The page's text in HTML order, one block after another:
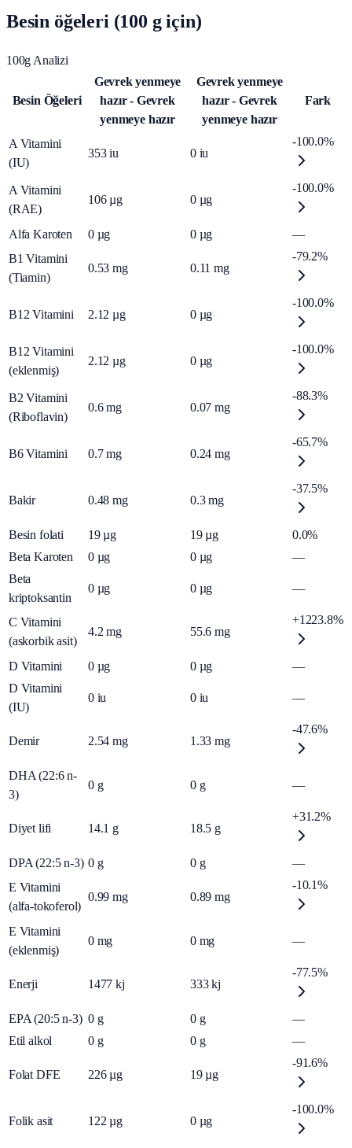
Besin öğeleri (100 g için)
100g Analizi
Besin Öğeleri
Gevrek yenmeye
hazır - Gevrek
yenmeye hazır
Gevrek yenmeye
hazır - Gevrek
yenmeye hazır
Fark
A Vitamini
(IU)
353 iu 0 iu
-100.0%
A Vitamini
(RAE)
106 µg 0 µg
-100.0%
Alfa Karoten 0 µg 0 µg
—
B1 Vitamini
(Tiamin)
0.53 mg 0.11 mg
-79.2%
B12 Vitamini 2.12 µg 0 µg
-100.0%
B12 Vitamini
(eklenmiş)
2.12 µg 0 µg
-100.0%
B2 Vitamini
(Riboflavin)
0.6 mg 0.07 mg
-88.3%
B6 Vitamini 0.7 mg 0.24 mg
-65.7%
Bakir 0.48 mg 0.3 mg
-37.5%
Besin folati 19 µg 19 µg
0.0%
Beta Karoten
0 µg 0 µg
—
Beta
kriptoksantin
0 µg 0 µg —
C Vitamini
(askorbik asit)
4.2 mg 55.6 mg
+1223.8%
D Vitamini 0 µg 0 µg
—
D Vitamini
(IU)
0 iu 0 iu —
Demir 2.54 mg 1.33 mg
-47.6%
DHA (22:6 n-
3)
0 g 0 g —
Diyet lifi 14.1 g 18.5 g
+31.2%
DPA (22:5 n-3) 0 g 0 g
—
E Vitamini
(alfa-tokoferol)
0.99 mg 0.89 mg
-10.1%
E Vitamini
(eklenmiş)
0 mg 0 mg —
Enerji 1477 kj 333 kj
-77.5%
EPA (20:5 n-3) 0 g 0 g
—
Etil alkol
0 g 0 g —
Folat DFE 226 µg 19 µg
-91.6%
Folik asit 122 µg 0 µg
-100.0%